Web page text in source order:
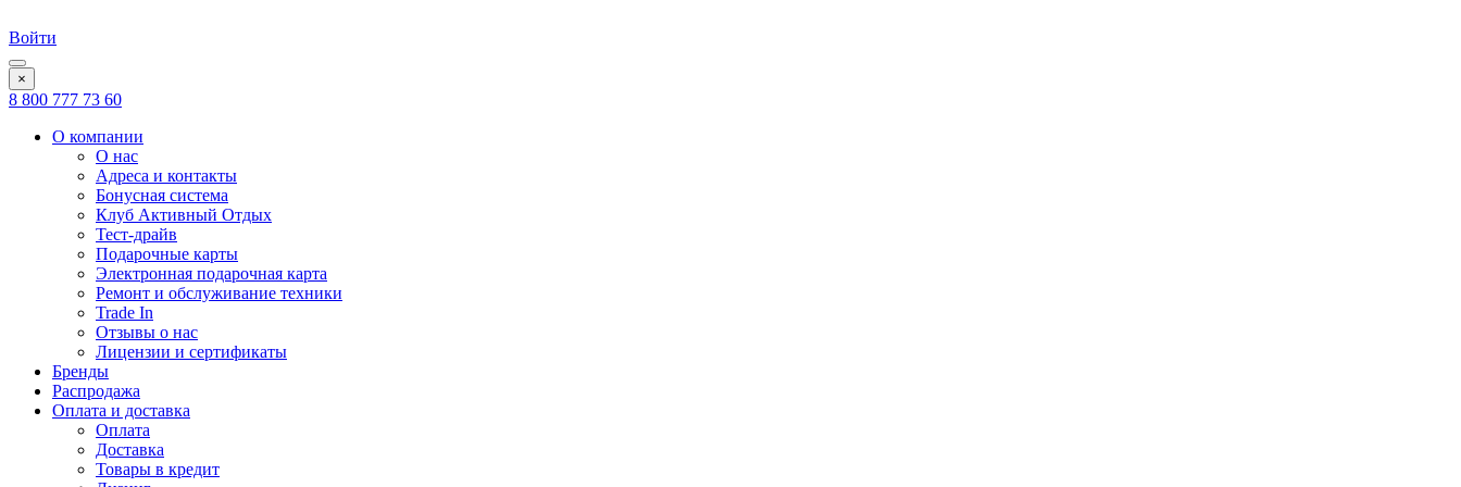
Войти
×
8 800 777 73 60
О компании
О нас
Адреса и контакты
Бонусная система
Клуб Активный Отдых
Тест-драйв
Подарочные карты
Электронная подарочная карта
Ремонт и обслуживание техники
Trade In
Отзывы о нас
Лицензии и сертификаты
Бренды
Распродажа
Оплата и доставка
Оплата
Доставка
Товары в кредит